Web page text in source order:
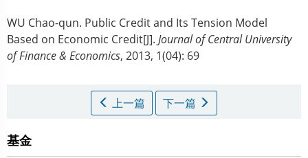
WU Chao-qun. Public Credit and Its Tension Model
Based on Economic Credit[J]. Journal of Central University
of Finance & Economics, 2013, 1(04): 69
上一篇 下一篇
基金